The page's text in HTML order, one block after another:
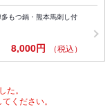
もつ鍋・熊本馬刺し付
8,000円 （税込）
。
ください。